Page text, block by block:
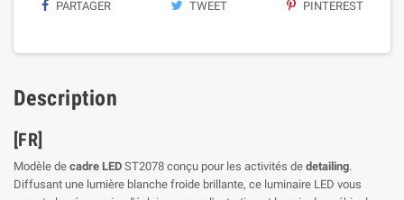
PARTAGER TWEET PINTEREST
Description
[FR]
Modèle de cadre LED ST2078 conçu pour les activités de detailing.
Diffusant une lumière blanche froide brillante, ce luminaire LED vous